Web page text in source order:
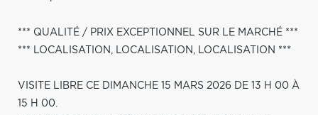
*** QUALITÉ / PRIX EXCEPTIONNEL SUR LE MARCHÉ ***
*** LOCALISATION, LOCALISATION, LOCALISATION ***
VISITE LIBRE CE DIMANCHE 15 MARS 2026 DE 13 H 00 À
15 H 00.